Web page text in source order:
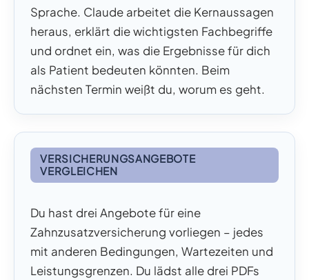
Sprache. Claude arbeitet die Kernaussagen
heraus, erklärt die wichtigsten Fachbegriffe
und ordnet ein, was die Ergebnisse für dich
als Patient bedeuten könnten. Beim
nächsten Termin weißt du, worum es geht.
VERSICHERUNGSANGEBOTE
VERGLEICHEN
Du hast drei Angebote für eine
Zahnzusatzversicherung vorliegen – jedes
mit anderen Bedingungen, Wartezeiten und
Leistungsgrenzen. Du lädst alle drei PDFs